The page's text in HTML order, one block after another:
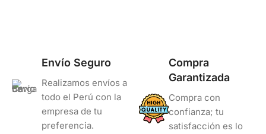
Envío Seguro
Realizamos envíos a
todo el Perú con la
empresa de tu
preferencia.
Compra
Garantizada
Compra con
confianza; tu
satisfacción es lo